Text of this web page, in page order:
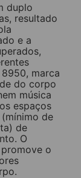
duplo
resultado
e a
marca
do corpo
música
espaços
de
de
O
o